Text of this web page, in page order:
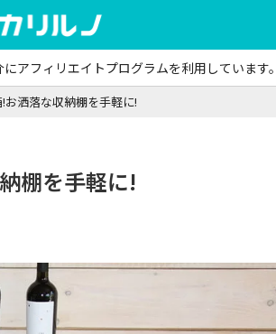
アフィリエイトプログラムを利用しています。
!お洒落な収納棚を手軽に!
棚を手軽に!